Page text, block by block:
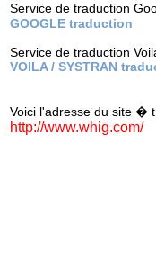
Service de traduction
GOOGLE traduction
Service de traduction
VOILA / SYSTRAN
Voici l'adresse du site �
http://www.whig.com/